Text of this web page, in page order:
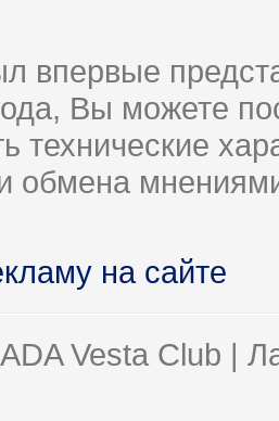
впервые
Вы можете
технические
обмена
на сайте
Vesta Club |